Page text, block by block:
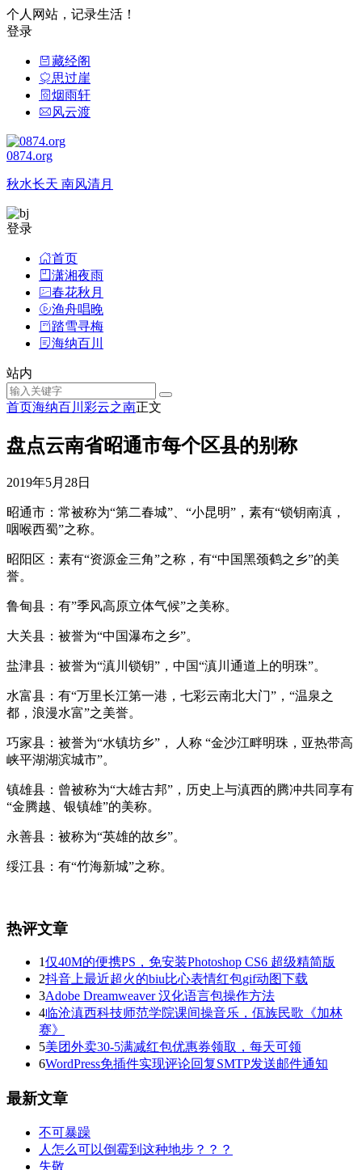
个人网站，记录生活！
登录
藏经阁
思过崖
烟雨轩
风云渡
0874.org
秋水长天 南风清月
登录
首页
潇湘夜雨
春花秋月
渔舟唱晚
踏雪寻梅
海纳百川
站内
首页海纳百川 彩云之南正文
盘点云南省昭通市每个区县的别称
2019年5月28日
昭通市：常被称为“第二春城”、“小昆明”，素有“锁钥南滇，
咽喉西蜀”之称。
昭阳区：素有“资源金三角”之称，有“中国黑颈鹤之乡”的美
誉。
鲁甸县：有”季风高原立体气候”之美称。
大关县：被誉为“中国瀑布之乡”。
盐津县：被誉为“滇川锁钥”，中国“滇川通道上的明珠”。
水富县：有“万里长江第一港，七彩云南北大门”，“温泉之
都，浪漫水富”之美誉。
巧家县：被誉为“水镇坊乡”， 人称 “金沙江畔明珠，亚热带高
峡平湖湖滨城市”。
镇雄县：曾被称为“大雄古邦”，历史上与滇西的腾冲共同享有
“金腾越、银镇雄”的美称。
永善县：被称为“英雄的故乡”。
绥江县：有“竹海新城”之称。
热评文章
1仅40M的便携PS，免安装Photoshop CS6 超级精简版
2抖音上最近超火的biu比心表情红包gif动图下载
3Adobe Dreamweaver 汉化语言包操作方法
4临沧滇西科技师范学院课间操音乐，佤族民歌《加林
赛》
5美团外卖30-5满减红包优惠券领取，每天可领
6WordPress免插件实现评论回复SMTP发送邮件通知
最新文章
不可暴躁
人怎么可以倒霉到这种地步？？？
失敬